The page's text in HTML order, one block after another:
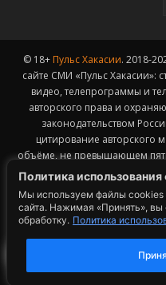
Политика
Мы используем файлы cookies
сайта. Нажимая «Принять», вы
обработку. Политика
© 18+ Пульс Хакасии. 2018-
сайте СМИ «Пульс Хакасии»:
видео, телепрограммы и
авторского права и
законодательством
цитирование авторского
объёме, не превышающем
публикации с
страницу
размещаться в тексте
для индексации
50% общего объема
«Пульс Хакасии»,